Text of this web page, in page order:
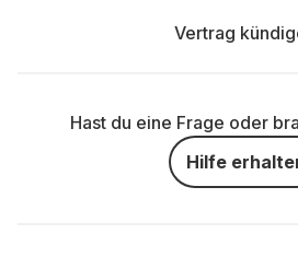
Vertrag
Hast du eine Frage oder
Hilfe